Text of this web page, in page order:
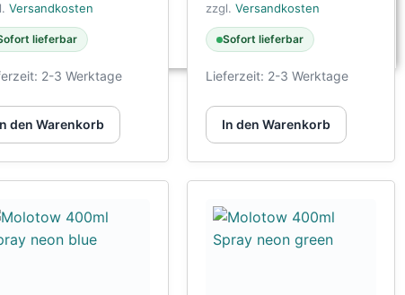
Versandkosten
lieferbar
2-3 Werktage
den Warenkorb
zzgl.Versandkosten
Sofort lieferbar
Lieferzeit: 2-3 Werktage
In den Warenkorb